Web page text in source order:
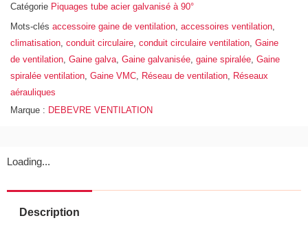
acier
galvanisé
Z275,
Ø
710
-
200
Catégorie Piquages tube acier galvanisé à 90°
Mots-clés accessoire gaine de ventilation accessoires ventilation
climatisation conduit circulaire conduit circulaire ventilation Gaine
de ventilation Gaine galva Gaine galvanisée gaine spiralée Gaine
spiralée ventilation Gaine VMC Réseau de ventilation Réseaux
aérauliques
Marque : DEBEVRE VENTILATION
Loading...
Description